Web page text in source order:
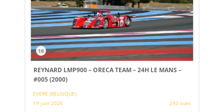
16
REYNARD LMP900 – ORECA TEAM – 24H LE MANS –
#005 (2000)
EVERE (BELGIQUE)
19 juin 2026
293 vues